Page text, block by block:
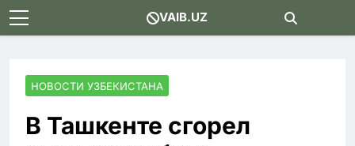
Skip
to
VAIB.UZ
НОВОСТИ УЗБЕКИСТАНА
В Ташкенте сгорел